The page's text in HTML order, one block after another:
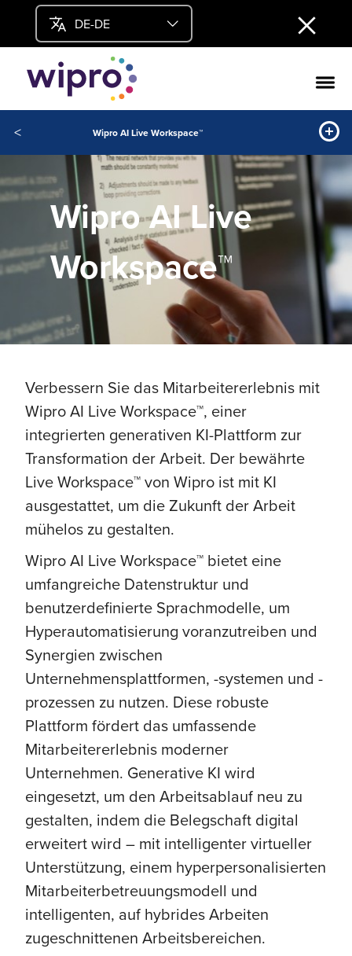
DE-DE
< Wipro AI Live Workspace™
Wipro AI Live
Workspace™
Verbessern Sie das Mitarbeitererlebnis mit
Wipro AI Live Workspace™, einer
integrierten generativen KI-Plattform zur
Transformation der Arbeit. Der bewährte
Live Workspace™ von Wipro ist mit KI
ausgestattet, um die Zukunft der Arbeit
mühelos zu gestalten.
Wipro AI Live Workspace™ bietet eine
umfangreiche Datenstruktur und
benutzerdefinierte Sprachmodelle, um
Hyperautomatisierung voranzutreiben und
Synergien zwischen
Unternehmensplattformen, -systemen und -
prozessen zu nutzen. Diese robuste
Plattform fördert das umfassende
Mitarbeitererlebnis moderner
Unternehmen. Generative KI wird
eingesetzt, um den Arbeitsablauf neu zu
gestalten, indem die Belegschaft digital
erweitert wird – mit intelligenter virtueller
Unterstützung, einem hyperpersonalisierten
Mitarbeiterbetreuungsmodell und
intelligenten, auf hybrides Arbeiten
zugeschnittenen Arbeitsbereichen.